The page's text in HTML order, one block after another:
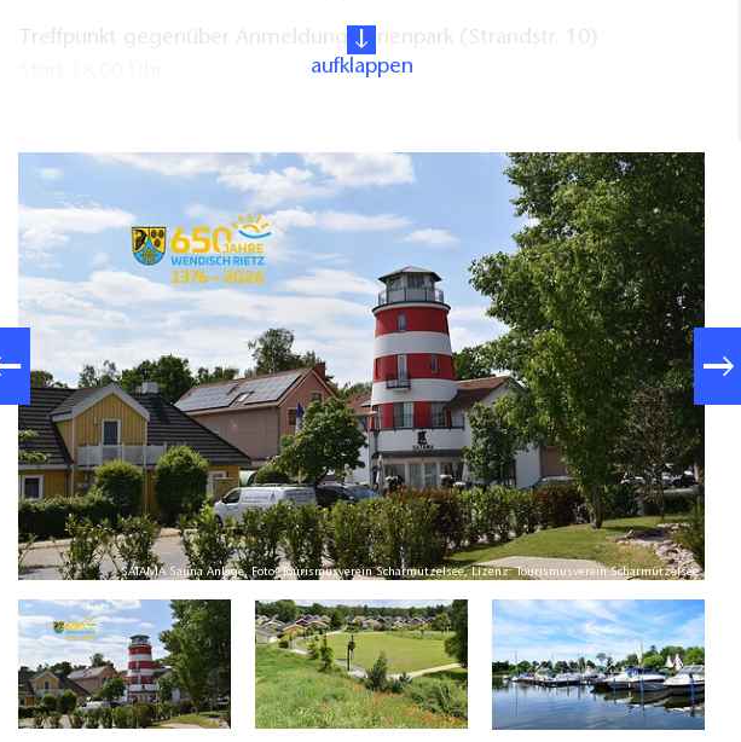
Treffpunkt gegenüber Anmeldung Ferienpark (Strandstr. 10)
Max. Teilnehmerzahl: 20 Personen
Mindestalter:12 Jahre
Anmeldung erforderlich unter 033679 648420 oder
tourismus@scharmuetzelsee.de
aufklappen
SATAMA Sauna Anlage, Foto: Tourismusverein Scharmützelsee, Lizenz: Tourismusverein Scharmützelsee